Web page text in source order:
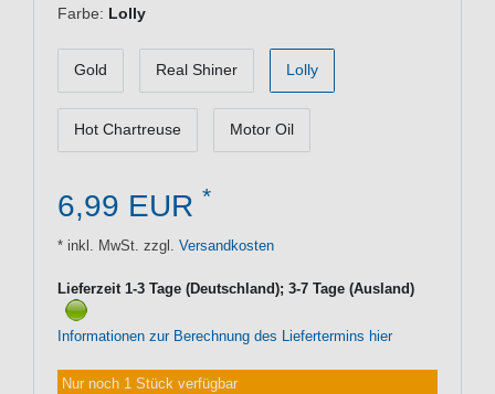
Farbe: Lolly
Gold Real Shiner Lolly
Hot Chartreuse Motor Oil
6,99 EUR *
* inkl. MwSt. zzgl. Versandkosten
Lieferzeit 1-3 Tage (Deutschland); 3-7 Tage (Ausland)
Informationen zur Berechnung des Liefertermins hier
Nur noch 1 Stück verfügbar